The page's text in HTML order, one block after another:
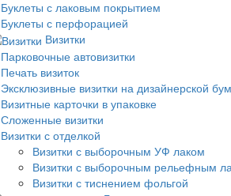
Буклеты с лаковым покрытием
Буклеты с перфорацией
Визитки
Парковочные автовизитки
Печать визиток
Эксклюзивные визитки на дизайнерской
Визитные карточки в упаковке
Сложенные визитки
Визитки с отделкой
Визитки с выборочным УФ лаком
Визитки с выборочным рельефным
Визитки с тиснением фольгой